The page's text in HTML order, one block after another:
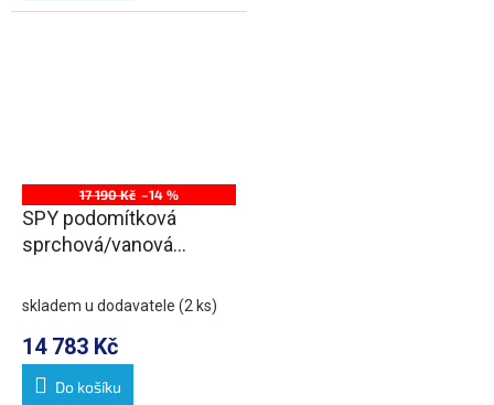
17 190 Kč –14 %
SPY podomítková
sprchová/vanová
3 výstupy, chrom
skladem u dodavatele (2 ks)
14 783 Kč
Do košíku